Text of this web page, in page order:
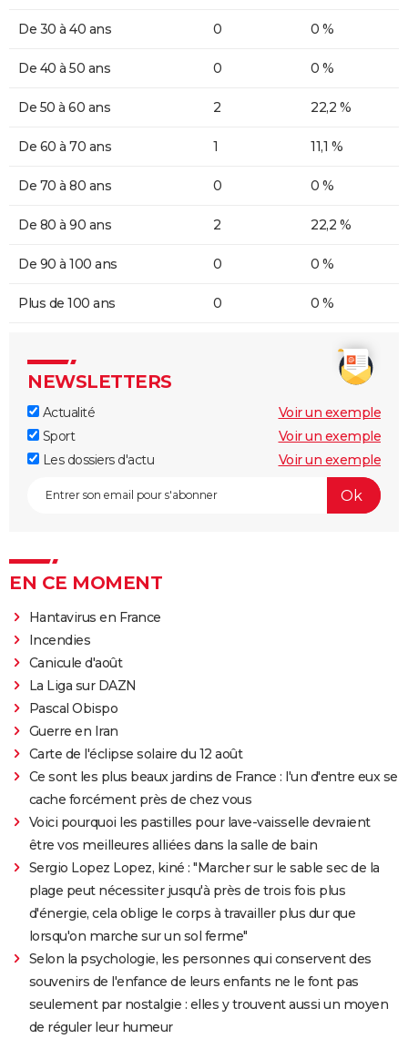
De 30 à 40 ans 0 0 %
De 40 à 50 ans 0 0 %
De 50 à 60 ans 2 22,2 %
De 60 à 70 ans 1 11,1 %
De 70 à 80 ans 0 0 %
De 80 à 90 ans 2 22,2 %
De 90 à 100 ans 0 0 %
Plus de 100 ans 0 0 %
NEWSLETTERS
Actualité
Voir un exemple
Sport
Voir un exemple
Les dossiers d'actu
Voir un exemple
EN CE MOMENT
Hantavirus en France
Incendies
Canicule d'août
La Liga sur DAZN
Pascal Obispo
Guerre en Iran
Carte de l'éclipse solaire du 12 août
Ce sont les plus beaux jardins de France : l'un d'entre eux se
cache forcément près de chez vous
Voici pourquoi les pastilles pour lave-vaisselle devraient
être vos meilleures alliées dans la salle de bain
Sergio Lopez Lopez, kiné : "Marcher sur le sable sec de la
plage peut nécessiter jusqu'à près de trois fois plus
d'énergie, cela oblige le corps à travailler plus dur que
lorsqu'on marche sur un sol ferme"
Selon la psychologie, les personnes qui conservent des
souvenirs de l'enfance de leurs enfants ne le font pas
seulement par nostalgie : elles y trouvent aussi un moyen
de réguler leur humeur